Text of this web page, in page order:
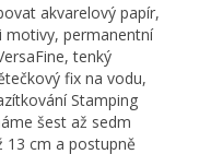
akvarelový papír,
motivy, permanentní
tenký
fix na vodu,
Stamping
šest až sedm
13 cm a postupně